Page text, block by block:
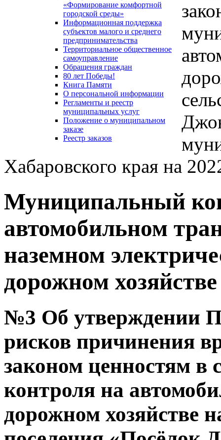
«Формирование комфортной
городской среды»
Информационная поддержка
субъектов малого и среднего
предпринимательства
Территориальное общественное
самоуправление
Обращения граждан
80 лет Победы!
Книга Памяти
О персональной информации
Регламенты и реестр
муниципальных услуг
Положение о муниципальном
заказе
Реестр заказов
Хабаровского края на
Муниципальный
автомобильном
наземном
дорожном хозяйстве
№3 Об утверждении
рисков причинения
законом ценностям в
контроля на
дорожном хозяйстве